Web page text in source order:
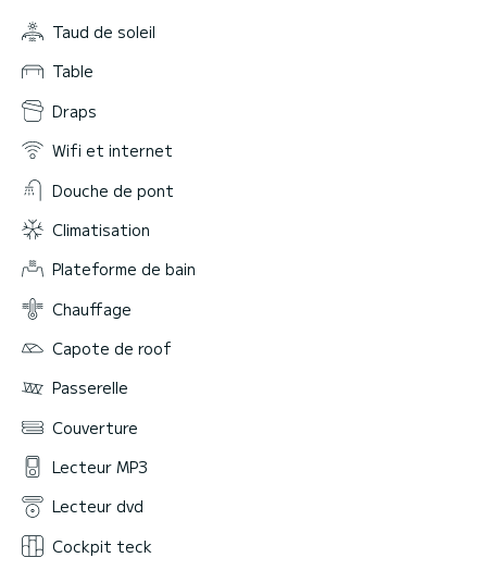
Taud de soleil
Table
Draps
Wifi et internet
Douche de pont
Climatisation
Plateforme de bain
Chauffage
Capote de roof
Passerelle
Couverture
Lecteur MP3
Lecteur dvd
Cockpit teck